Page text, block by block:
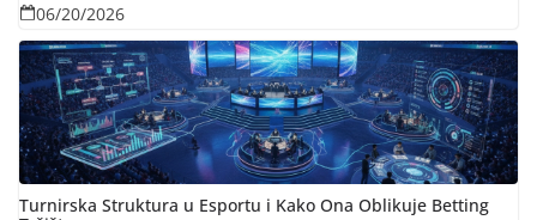
06/20/2026
Turnirska Struktura u Esportu i Kako Ona Oblikuje Betting